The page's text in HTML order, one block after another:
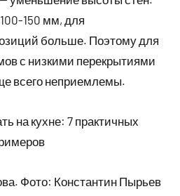
150 мм, для
больше. Поэтому для
с низкими перекрытиями
всего неприемлемы.
Фото: Константин Пырьев